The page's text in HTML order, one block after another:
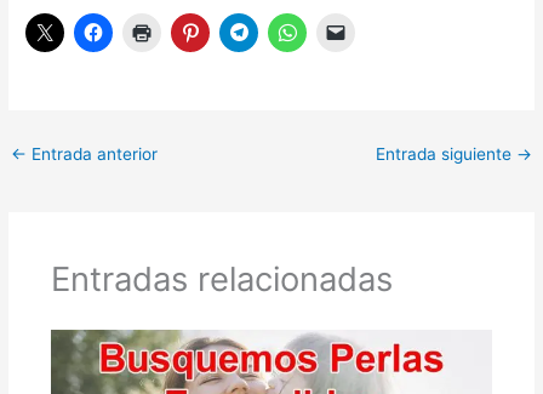
← Entrada anterior Entrada siguiente →
Entradas relacionadas